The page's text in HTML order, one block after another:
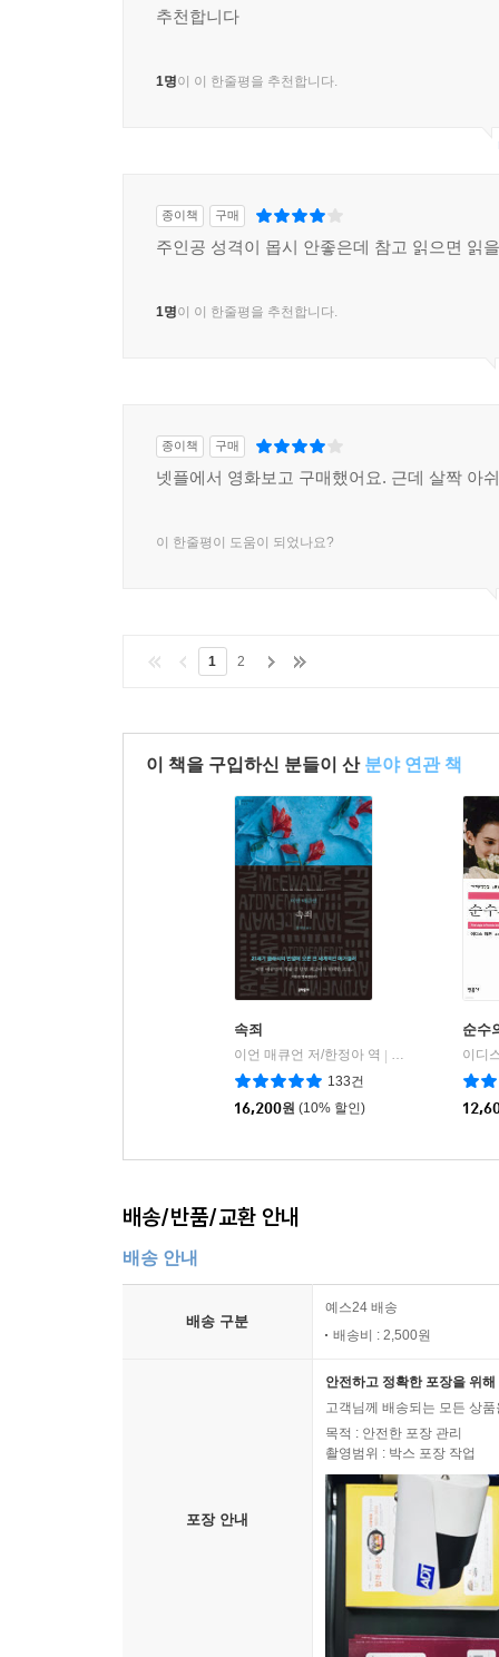
추천합니다
1명이 이 한줄평을 추천합니다.
종이책 구매
주인공 성격이 몹시 안좋은데 참고 읽으면 읽
1명이 이 한줄평을 추천합니다.
종이책 구매
넷플에서 영화보고 구매했어요. 근데 살짝 아
이 한줄평이 도움이 되었나요?
1 2
이 책을 구입하신 분들이 산 분야 연관 책
속죄
이언 매큐언 저/한정아 역
문학동네
133건
16,200원 (10% 할인)
순수
이디
배송/반품/교환 안내
배송 안내
배송 구분
예스24 배송
배송비 : 2,500원
포장 안내
안전하고 정확한 포장을 위
고객님께 배송되는 모든 상
목적 : 안전한 포장 관리
촬영범위 : 박스 포장 작업